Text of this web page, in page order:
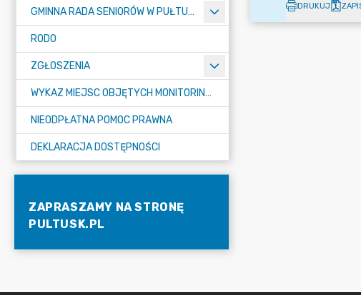
GMINNA RADA SENIORÓW W PUŁTUSKU
RODO
ZGŁOSZENIA
WYKAZ MIEJSC OBJĘTYCH MONITORINGIEM
NIEODPŁATNA POMOC PRAWNA
DEKLARACJA DOSTĘPNOŚCI
ZAPRASZAMY NA STRONĘ
PULTUSK.PL
DRUKUJ